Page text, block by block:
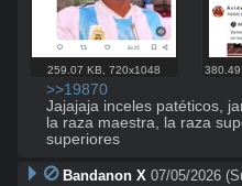
259.07 KB ,720x1048 380.49
>>19870
Jajajaja inceles patéticos,
la raza maestra, la raza
superiores
Bandanon X 07/05/2026